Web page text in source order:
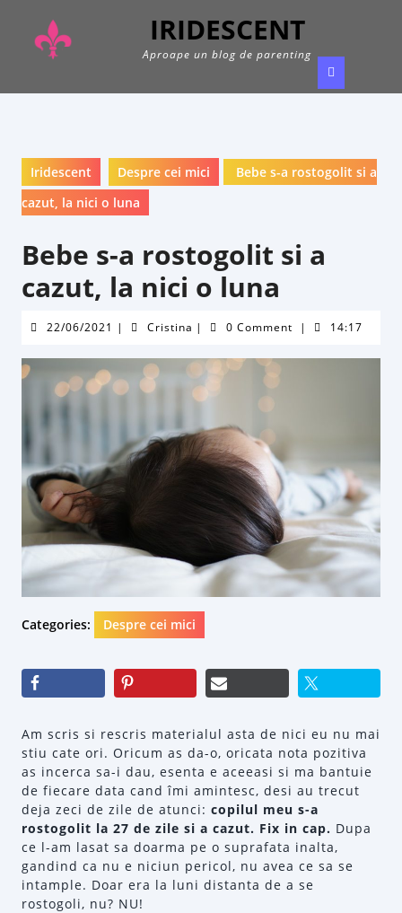
content
IRIDESCENT
Aproape un blog de parenting
Iridescent Despre cei mici
Bebe s-a rostogolit si a
cazut, la nici o luna
Bebe s-a rostogolit si a
cazut, la nici o luna
22/06/2021 22/06/2021
| Cristina Cristina
| 0 Comment | 14:17
Categories: Despre cei mici
Am scris si rescris materialul asta de nici eu nu mai
stiu cate ori. Oricum as da-o, oricata nota pozitiva
as incerca sa-i dau, esenta e aceeasi si ma bantuie
de fiecare data cand îmi amintesc, desi au trecut
deja zeci de zile de atunci: copilul meu s-a
rostogolit la 27 de zile si a cazut. Fix in cap. Dupa
ce l-am lasat sa doarma pe o suprafata inalta,
gandind ca nu e niciun pericol, nu avea ce sa se
intample. Doar era la luni distanta de a se
rostogoli, nu? NU!